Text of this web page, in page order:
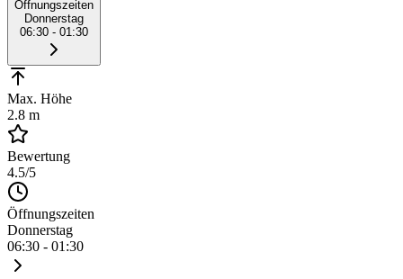
Öffnungszeiten
Donnerstag
06:30 - 01:30
Max. Höhe
2.8 m
Bewertung
4.5/5
Öffnungszeiten
Donnerstag
06:30 - 01:30